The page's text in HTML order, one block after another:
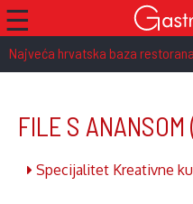
☰
Najveća hrvatska baza
FILE S ANANSOM
Specijalitet Kreativne